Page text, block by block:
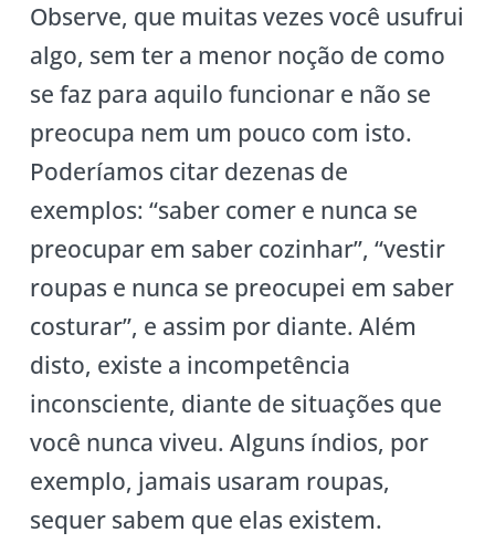
Observe, que muitas vezes você usufrui
algo, sem ter a menor noção de como
se faz para aquilo funcionar e não se
preocupa nem um pouco com isto.
Poderíamos citar dezenas de
exemplos: “saber comer e nunca se
preocupar em saber cozinhar”, “vestir
roupas e nunca se preocupei em saber
costurar”, e assim por diante. Além
disto, existe a incompetência
inconsciente, diante de situações que
você nunca viveu. Alguns índios, por
exemplo, jamais usaram roupas,
sequer sabem que elas existem.